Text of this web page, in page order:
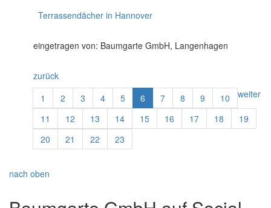
Terrassendächer in Hannover
eingetragen von: Baumgarte GmbH, Langenhagen
zurück
1
2 3 4 5 6 7 8 9
10
11
12 13 14 15 16 17 18
19
20
21 22 23
weiter
nach oben